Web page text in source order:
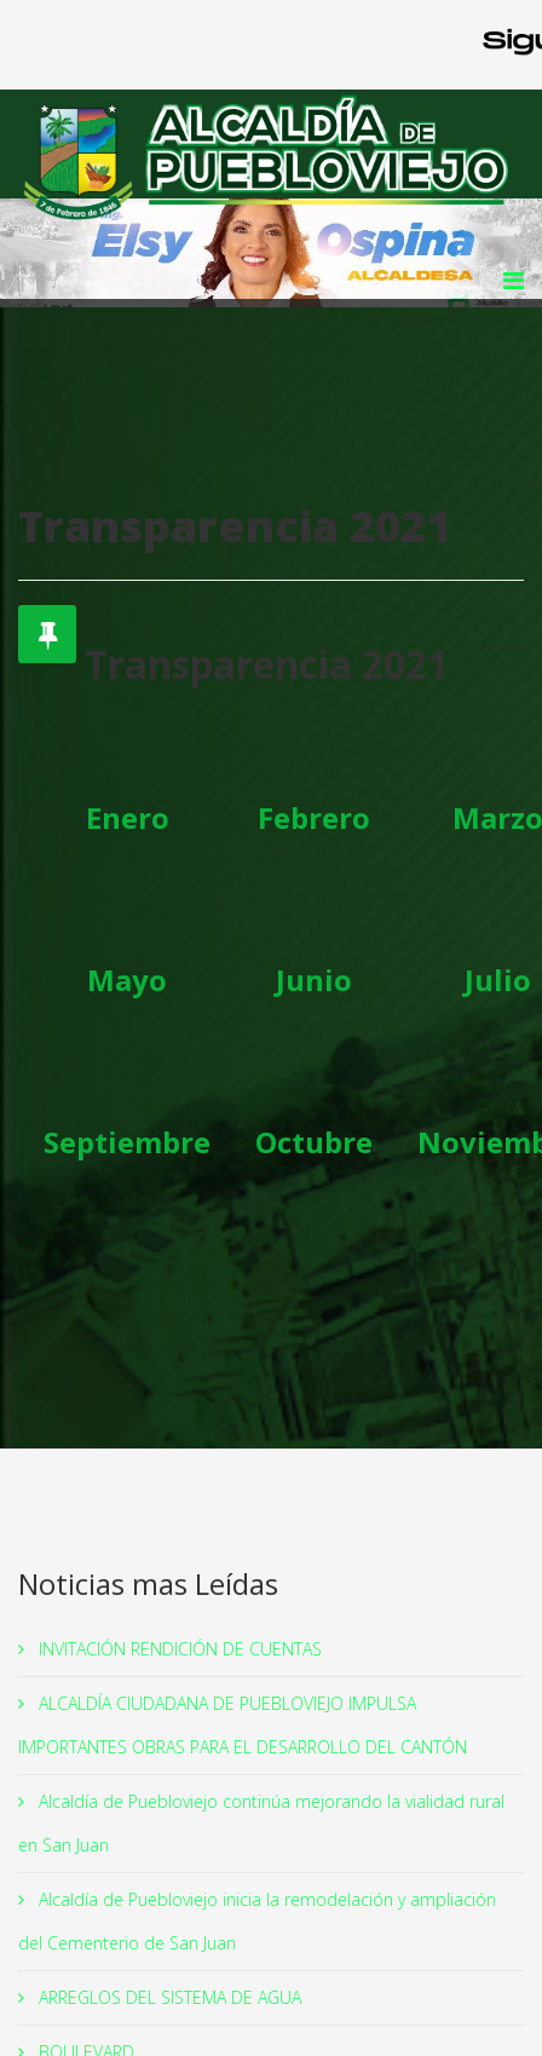
Transparencia 2021
Transparencia 2021
Enero Febrero Marzo
Mayo Junio Julio
Septiembre Octubre
Noticias mas Leídas
INVITACIÓN RENDICIÓN DE CUENTAS
ALCALDÍA CIUDADANA DE PUEBLOVIEJO IMPULSA
IMPORTANTES OBRAS PARA EL DESARROLLO DEL CANTÓN
Alcaldía de Puebloviejo continúa mejorando la vialidad rural
en San Juan
Alcaldía de Puebloviejo inicia la remodelación y ampliación
del Cementerio de San Juan
ARREGLOS DEL SISTEMA DE AGUA